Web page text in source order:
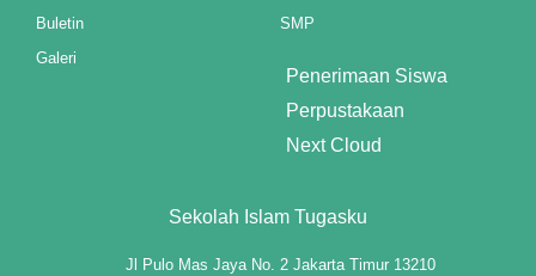
Buletin
Galeri
SMP
Penerimaan Siswa
Perpustakaan
Next Cloud
Sekolah Islam Tugasku
Jl Pulo Mas Jaya No. 2 Jakarta Timur 13210